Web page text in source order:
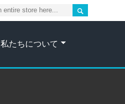

私たちについて